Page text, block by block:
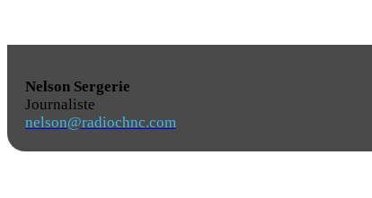
Nelson Sergerie
Journaliste
nelson@radiochnc.com